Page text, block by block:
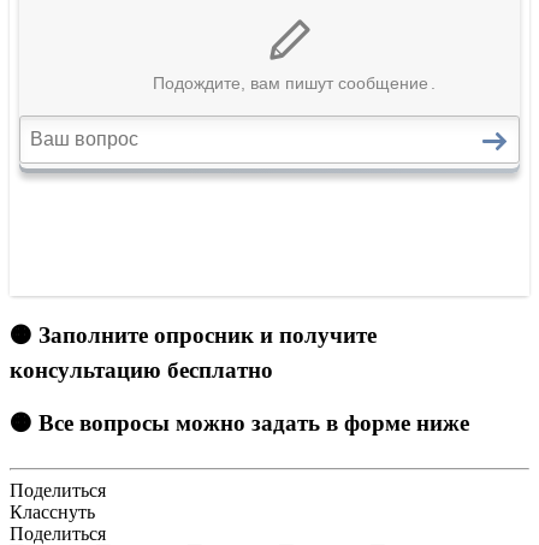
🟠 Заполните опросник и получите
консультацию бесплатно
🟠 Все вопросы можно задать в форме ниже
Поделиться
Класснуть
Поделиться